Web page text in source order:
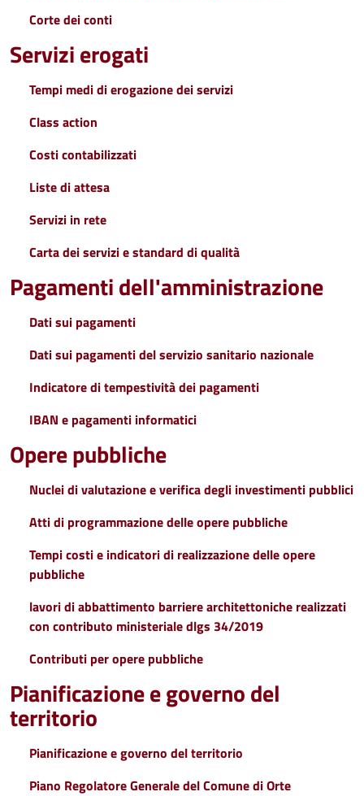
Corte dei conti
Servizi erogati
Tempi medi di erogazione dei servizi
Class action
Costi contabilizzati
Liste di attesa
Servizi in rete
Carta dei servizi e standard di qualità
Pagamenti dell'amministrazione
Dati sui pagamenti
Dati sui pagamenti del servizio sanitario nazionale
Indicatore di tempestività dei pagamenti
IBAN e pagamenti informatici
Opere pubbliche
Nuclei di valutazione e verifica degli investimenti pubblici
Atti di programmazione delle opere pubbliche
Tempi costi e indicatori di realizzazione delle opere
pubbliche
lavori di abbattimento barriere architettoniche realizzati
con contributo ministeriale dlgs 34/2019
Contributi per opere pubbliche
Pianificazione e governo del
territorio
Pianificazione e governo del territorio
Piano Regolatore Generale del Comune di Orte